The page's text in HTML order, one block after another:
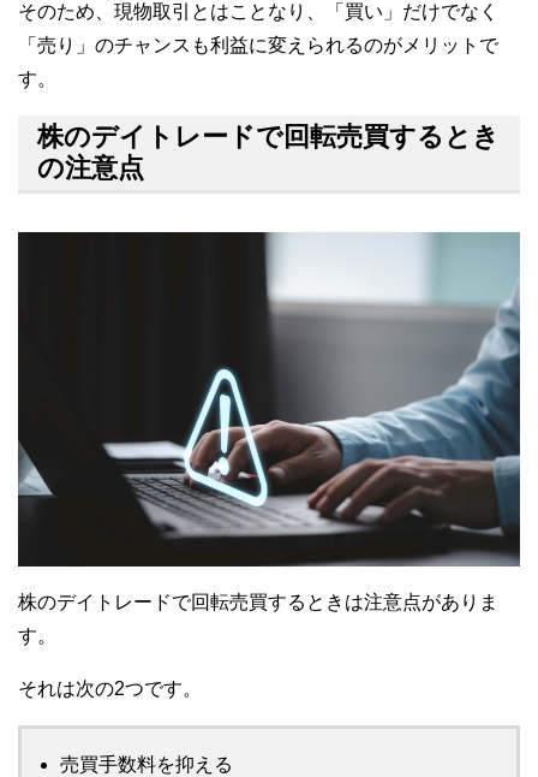
そのため、現物取引とはことなり、「買い」だけでなく
「売り」のチャンスも利益に変えられるのがメリットで
す。
株のデイトレードで回転売買するとき
の注意点
株のデイトレードで回転売買するときは注意点がありま
す。
それは次の2つです。
売買手数料を抑える